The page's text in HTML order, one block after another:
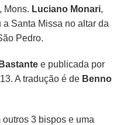
Mons. Luciano Monari,
Santa Missa no altar da
Pedro.
e publicada por
A tradução é de Benno
3 bispos e uma